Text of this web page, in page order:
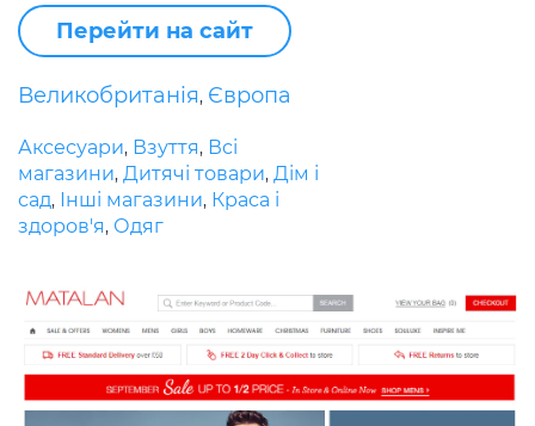
Перейти на сайт
Великобританія, Європа
Аксесуари, Взуття, Всі
магазини, Дитячі товари, Дім і
сад, Інші магазини, Краса і
здоров'я, Одяг